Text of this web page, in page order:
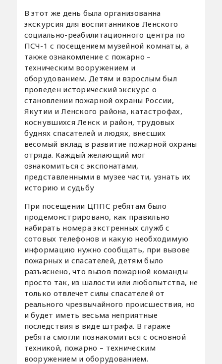
В этот же день была организованна
экскурсия для воспитанников Ленского
социально-реабилитационного центра по
ПСЧ-1 с посещением музейной комнаты, а
также ознакомление с пожарно –
техническим вооружением и
оборудованием. Детям и взрослым был
проведен исторический экскурс о
становлении пожарной охраны России,
Якутии и Ленского района, катастрофах,
коснувшихся Ленск и район, трудовых
буднях спасателей и людях, внесших
весомый вклад в развитие пожарной охраны
отряда. Каждый желающий мог
ознакомиться с экспонатами,
представленными в музее части, узнать их
историю и судьбу
При посещении ЦППС ребятам было
продемонстрировано, как правильно
набирать номера экстренных служб с
сотовых телефонов и какую необходимую
информацию нужно сообщать, при вызове
пожарных и спасателей, детям было
разъяснено, что вызов пожарной команды
просто так, из шалости или любопытства, не
только отвлечет силы спасателей от
реального чрезвычайного происшествия, но
и будет иметь весьма неприятные
последствия в виде штрафа. В гараже
ребята смогли познакомиться с основной
техникой, пожарно – техническим
вооружением и оборудованием.